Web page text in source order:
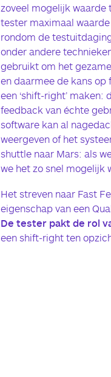
zoveel mogelijk waarde
tester maximaal
rondom de
onder andere
gebruikt om het
en daarmee de kans op
een ‘shift-right’
feedback van échte
software kan al
weergeven of het
shuttle naar Mars: als
we het zo snel mogelijk
Het streven naar Fast
eigenschap van een
De tester pakt de rol
een shift-right ten